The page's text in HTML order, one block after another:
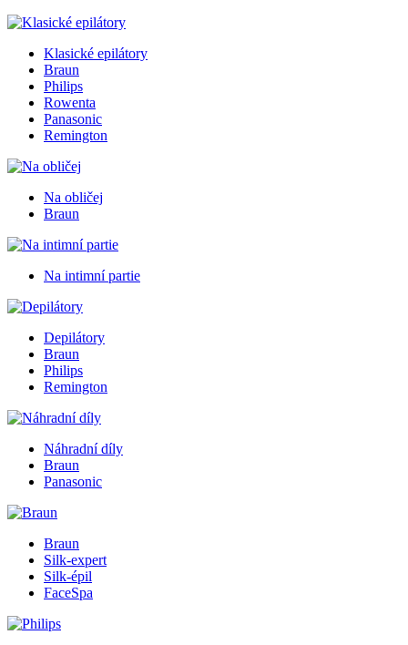
Klasické epilátory
Braun
Philips
Rowenta
Panasonic
Remington
Na obličej
Braun
Na intimní partie
Depilátory
Braun
Philips
Remington
Náhradní díly
Braun
Panasonic
Braun
Silk-expert
Silk-épil
FaceSpa